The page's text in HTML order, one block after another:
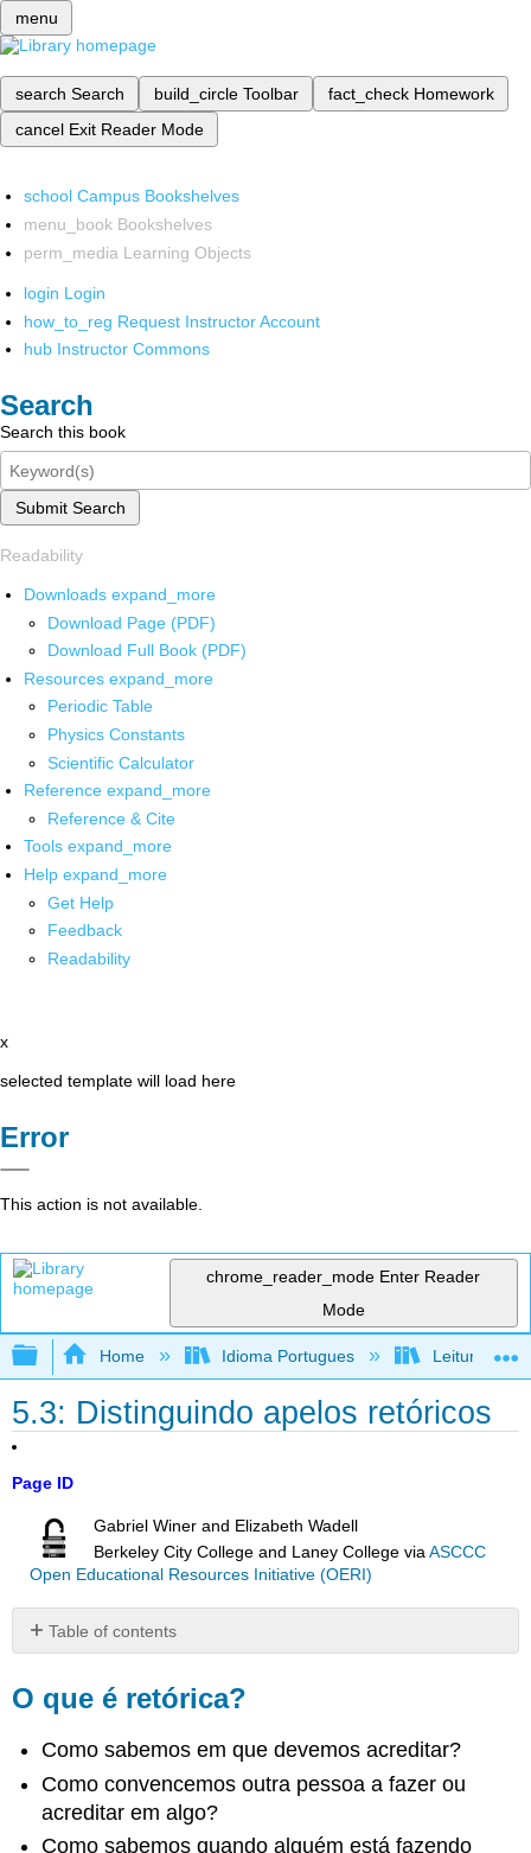
menu
search Search build_circle Toolbar fact_check Homework
cancel Exit Reader Mode
school Campus Bookshelves
menu_book Bookshelves
perm_media Learning Objects
login Login
how_to_reg Request Instructor Account
hub Instructor Commons
Search
Search this book
Submit Search
Readability
Downloads expand_more
Download Page (PDF)
Download Full Book (PDF)
Resources expand_more
Periodic Table
Physics Constants
Scientific Calculator
Reference expand_more
Reference & Cite
Tools expand_more
Help expand_more
Get Help
Feedback
Readability
x
selected template will load here
Error
This action is not available.
chrome_reader_mode Enter Reader
Mode
Expand/collapse global hierarchy
Home Idioma Portugues Leitura,
5.3: Distinguindo apelos retóricos
Page ID
Gabriel Winer and Elizabeth Wadell
Berkeley City College and Laney College viaASCCC
Open Educational Resources Initiative (OERI)
Table of contents
é
Quais
são
os
O que é retórica?
Como sabemos em que devemos acreditar?
Como convencemos outra pessoa a fazer ou
acreditar em algo?
Como sabemos quando alguém está fazendo